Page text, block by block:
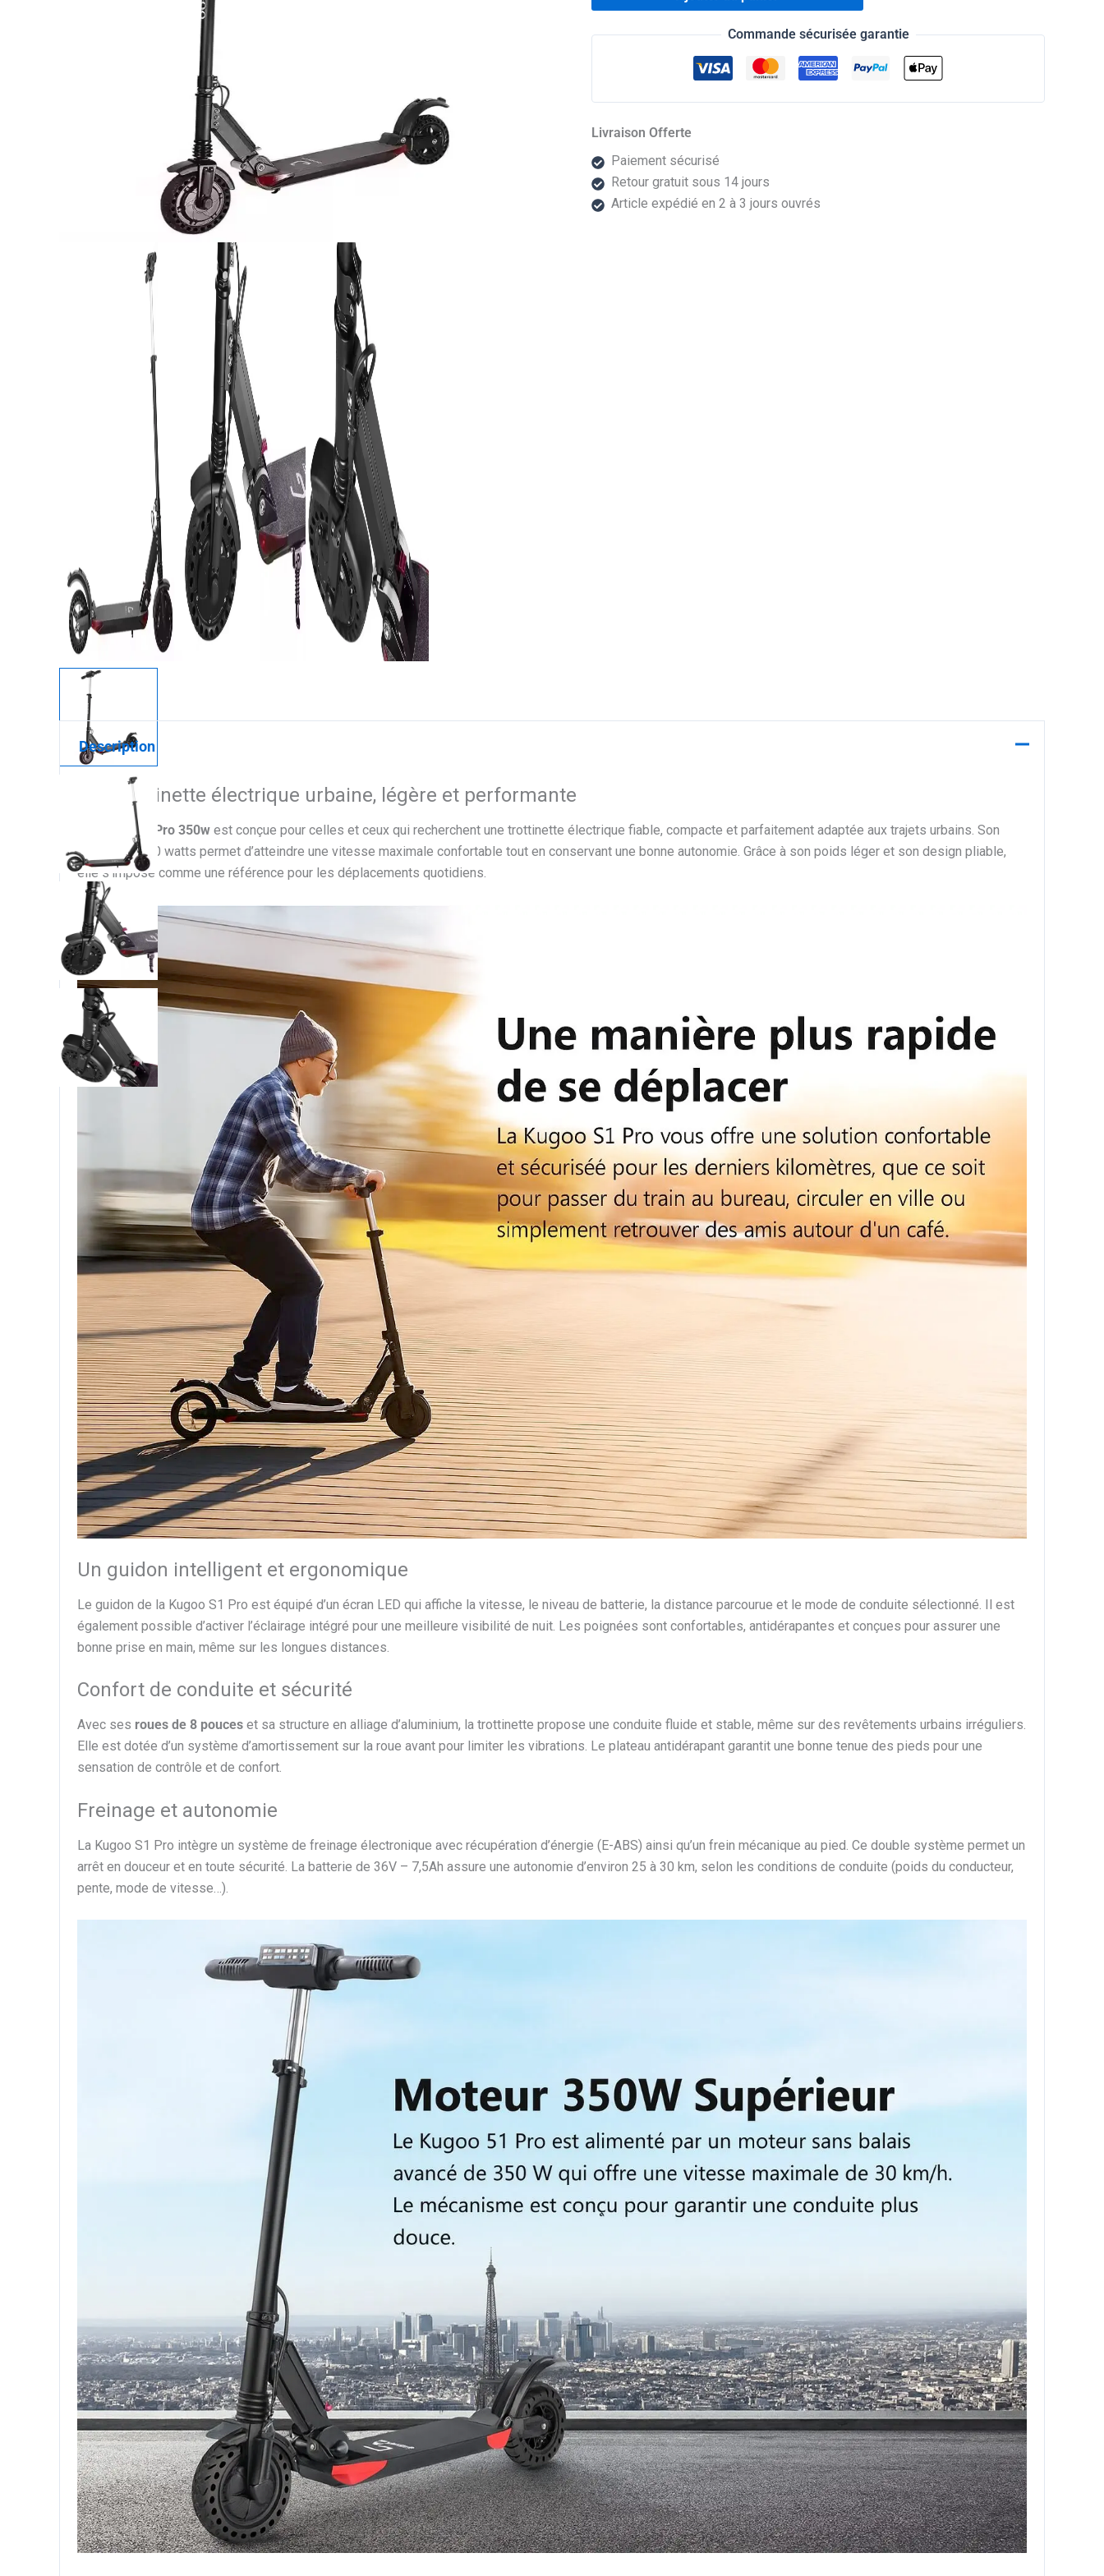
Commande sécurisée garantie
Livraison Offerte
Paiement sécurisé
Retour gratuit sous 14 jours
Article expédié en 2 à 3 jours ouvrés
Description
Une trottinette électrique urbaine, légère et performante
Kugoo S1 Pro 350west conçue pour celles et ceux qui recherchent une trottinette électrique fiable, compacte et parfaitement adaptée aux trajets urbains. Son
moteur de 350 watts permet d’atteindre une vitesse maximale confortable tout en conservant une bonne autonomie. Grâce à son poids léger et son design pliable,
elle s’impose comme une référence pour les déplacements quotidiens.
Un guidon intelligent et ergonomique
Le guidon de la Kugoo S1 Pro est équipé d’un écran LED qui affiche la vitesse, le niveau de batterie, la distance parcourue et le mode de conduite sélectionné. Il est
également possible d’activer l’éclairage intégré pour une meilleure visibilité de nuit. Les poignées sont confortables, antidérapantes et conçues pour assurer une
bonne prise en main, même sur les longues distances.
Confort de conduite et sécurité
Avec ses roues de 8 pouceset sa structure en alliage d’aluminium, la trottinette propose une conduite fluide et stable, même sur des revêtements urbains irréguliers.
Elle est dotée d’un système d’amortissement sur la roue avant pour limiter les vibrations. Le plateau antidérapant garantit une bonne tenue des pieds pour une
sensation de contrôle et de confort.
Freinage et autonomie
La Kugoo S1 Pro intègre un système de freinage électronique avec récupération d’énergie (E-ABS) ainsi qu’un frein mécanique au pied. Ce double système permet un
arrêt en douceur et en toute sécurité. La batterie de 36V – 7,5Ah assure une autonomie d’environ 25 à 30 km, selon les conditions de conduite (poids du conducteur,
pente, mode de vitesse…).